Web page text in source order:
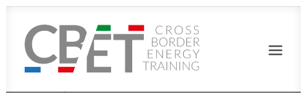
HOME
IL PROGETTO